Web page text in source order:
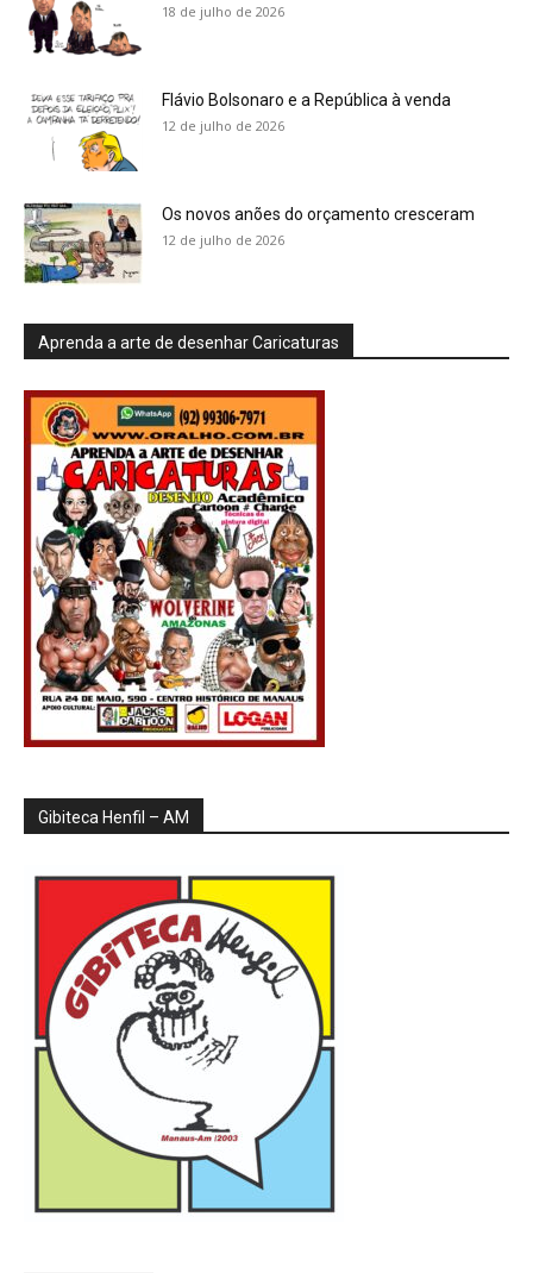
18 de julho de 2026
Flávio Bolsonaro e a República à venda
12 de julho de 2026
Os novos anões do orçamento cresceram
12 de julho de 2026
Aprenda a arte de desenhar Caricaturas
Gibiteca Henfil – AM